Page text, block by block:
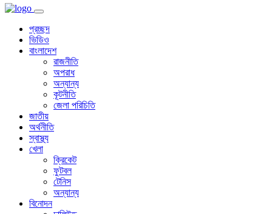
প্রচ্ছদ
ভিডিও
বাংলাদেশ
রাজনীতি
অপরাধ
অন্যান্য
কূটনীতি
জেলা পরিচিতি
জাতীয়
অর্থনীতি
স্বাস্থ্য
খেলা
ক্রিকেট
ফুটবল
টেনিস
অন্যান্য
বিনোদন